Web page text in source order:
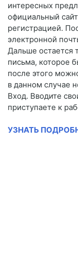
интересных
официальный
регистрацией.
электронной
Дальше остается
письма, которое
после этого
в данном случае
Вход. Вводите
приступаете к
УЗНАТЬ